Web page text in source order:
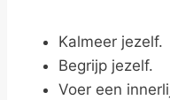
Kalmeer jezelf.
Begrijp jezelf.
Voer een